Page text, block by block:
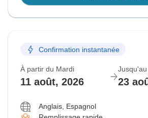
Confirmation instantanée
À partir du Mardi
11 août, 2026 23
Anglais, Espagnol